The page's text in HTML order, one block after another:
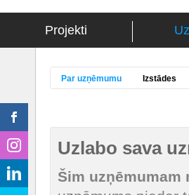
Projekti
Par uzņēmumu Izstādes
Uzlabo sava
Šim